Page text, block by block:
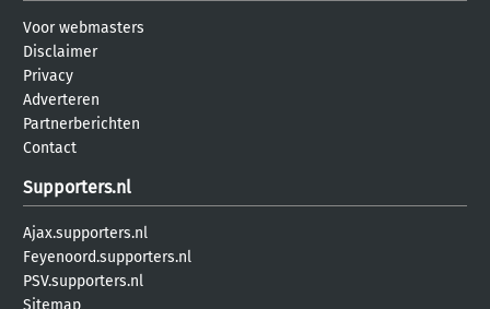
Voor webmasters
Disclaimer
Privacy
Adverteren
Partnerberichten
Contact
Supporters.nl
Ajax.supporters.nl
Feyenoord.supporters.nl
PSV.supporters.nl
Sitemap